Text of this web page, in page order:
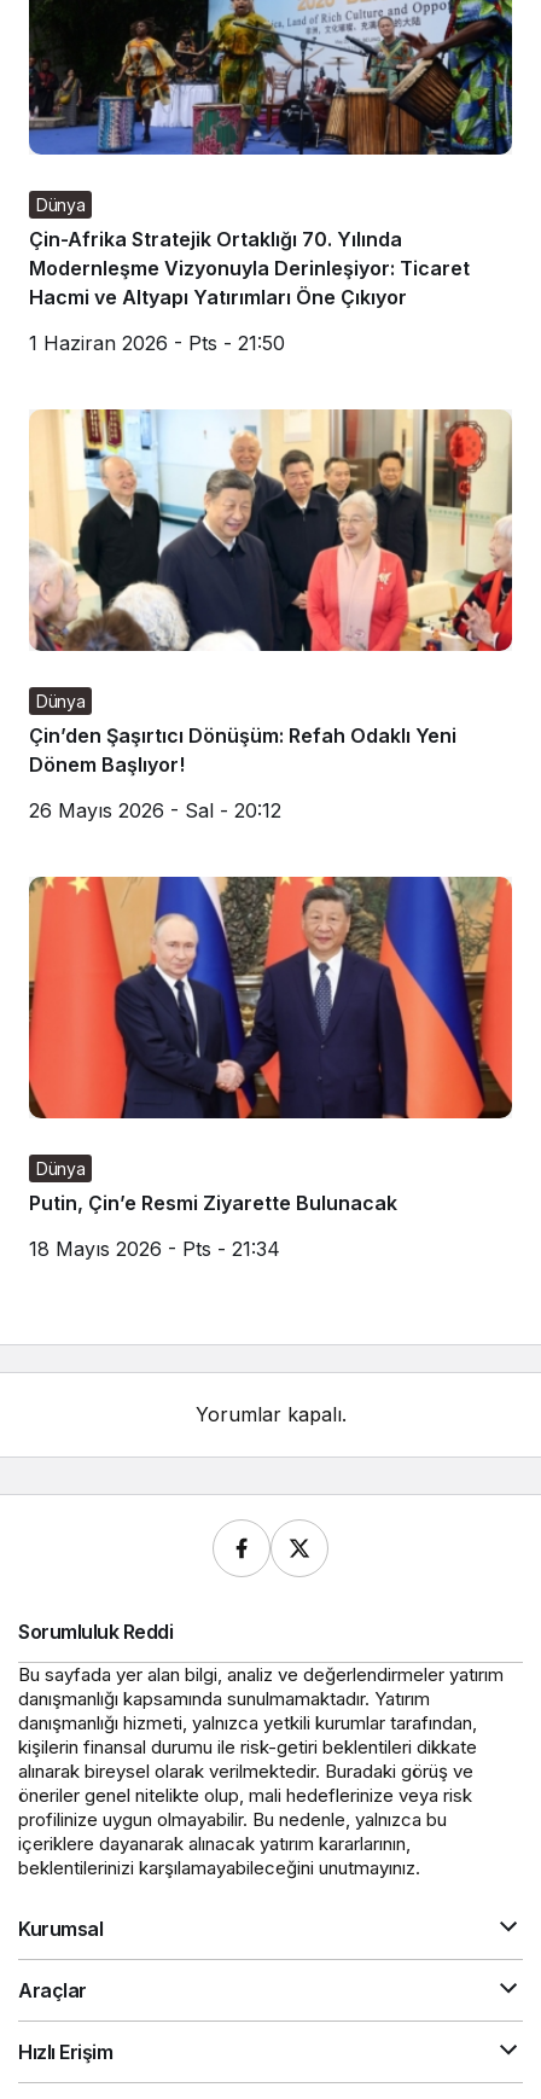
Dünya
Çin-Afrika Stratejik Ortaklığı 70. Yılında
Modernleşme Vizyonuyla Derinleşiyor: Ticaret
Hacmi ve Altyapı Yatırımları Öne Çıkıyor
1 Haziran 2026 - Pts - 21:50
Dünya
Çin’den Şaşırtıcı Dönüşüm: Refah Odaklı Yeni
Dönem Başlıyor!
26 Mayıs 2026 - Sal - 20:12
Dünya
Putin, Çin’e Resmi Ziyarette Bulunacak
18 Mayıs 2026 - Pts - 21:34
Yorumlar kapalı.
Sorumluluk Reddi
Bu sayfada yer alan bilgi, analiz ve değerlendirmeler yatırım
danışmanlığı kapsamında sunulmamaktadır. Yatırım
danışmanlığı hizmeti, yalnızca yetkili kurumlar tarafından,
kişilerin finansal durumu ile risk-getiri beklentileri dikkate
alınarak bireysel olarak verilmektedir. Buradaki görüş ve
öneriler genel nitelikte olup, mali hedeflerinize veya risk
profilinize uygun olmayabilir. Bu nedenle, yalnızca bu
içeriklere dayanarak alınacak yatırım kararlarının,
beklentilerinizi karşılamayabileceğini unutmayınız.
Kurumsal
Araçlar
Hızlı Erişim